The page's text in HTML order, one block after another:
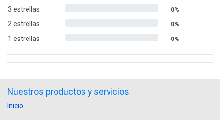
3 estrellas 0%
2 estrellas 0%
1 estrellas 0%
Nuestros productos y servicios
Inicio